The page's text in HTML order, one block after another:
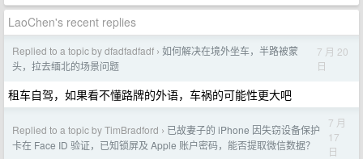
LaoChen's recent replies
Replied to a topic by dfadfadfadf › 如何解决在境外坐车，半路被蒙
头，拉去缅北的场景问题
7 月 20
日
租车自驾，如果看不懂路牌的外语，车祸的可能性更大吧
Replied to a topic by TimBradford › 已故妻子的 iPhone 因失窃设备保护
卡在 Face ID 验证，已知锁屏及 Apple 账户密码，能否提取微信数据？
7 月
17
日